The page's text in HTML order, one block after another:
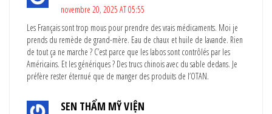
novembre 20, 2025 AT 05:55
Les Français sont trop mous pour prendre des vrais médicaments. Moi je
prends du remède de grand-mère. Eau de chaux et huile de lavande. Rien
de tout ça ne marche ? C’est parce que les labos sont contrôlés par les
Américains. Et les génériques ? Des trucs chinois avec du sable dedans. Je
préfère rester éternué que de manger des produits de l’OTAN.
SEN THẨM MỸ VIỆN